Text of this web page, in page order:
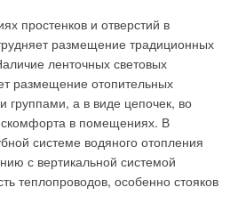
простенков и отверстий в
размещение традиционных
ленточных световых
размещение отопительных
группами, а в виде цепочек, во
в помещениях. В
системе водяного отопления
с вертикальной системой
теплопроводов, особенно стояков
из
с
и
бесплатно загрузить из iTunes
защите двигателя от токовых
по методу «звезда–
терморезистора PTC для
защиты. Мастер ввода в
максимально точные
от конкретных условий
прямого подключения к ПК и